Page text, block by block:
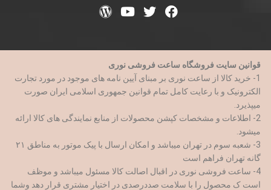
قوانین سایت فروشگاه ساعت فروشی نوری
1- خرید کالا از ساعت نوری بر مبنای آیین نامه های موجود در مورد تجارت
الکترونیک و با رعایت کامل تمام قوانین جمهوری اسلامی ایران صورت
میپذیرد.
2- اطلاعات و مشخصات کپشن محصولات از منابع نمایندگی های کالا ارائه
میشود.
3- شعبه سوم در تهران میباشد و امکان ارسال با پیک موتور به مناطق ۲۱
گانه تهران فراهم است
4- ساعت فروشی نوری در اقبال اصالت کالا مسئول میباشد و موظف
است ک محصول را با سلامت صددرصدی در اختیار مشتری قرار دهد وشما